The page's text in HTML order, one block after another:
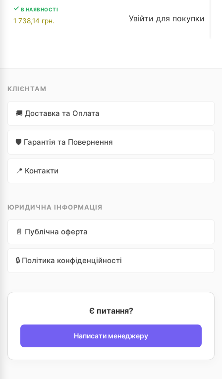
В НАЯВНОСТІ
1 738,14 грн. Увійти для покупки
КЛІЄНТАМ
🚚 Доставка та Оплата
🛡️ Гарантія та Повернення
📍 Контакти
ЮРИДИЧНА ІНФОРМАЦІЯ
📄 Публічна оферта
🔒 Політика конфіденційності
Є питання?
Написати менеджеру